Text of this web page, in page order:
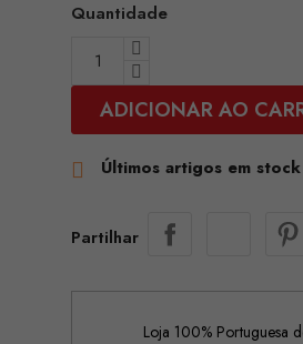
Quantidade
ADICIONAR AO
 Últimos artigos em stock
Partilhar
Loja 100% Portuguesa